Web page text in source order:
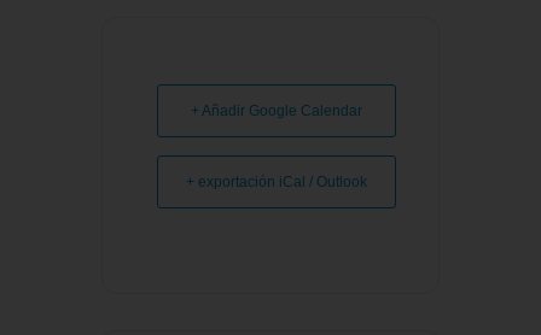
+ Añadir Google Calendar
+ exportación iCal / Outlook